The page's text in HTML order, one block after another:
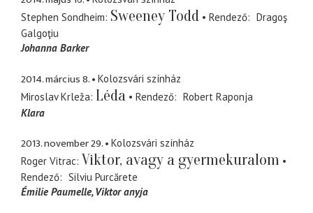
Stephen Sondheim Sweeney Todd Rendező
Dragoş
Galgoţiu
Johanna Barker
2014. március 8.
Kolozsvári színház
Miroslav Krleža Léda Rendező
Robert Raponja
Klara
2013. november 29.
Kolozsvári színház
Roger Vitrac Viktor, avagy a gyermekuralom
Rendező
Silviu Purcărete
Émilie Paumelle Viktor anyja